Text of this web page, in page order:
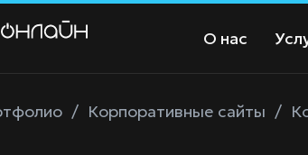
О нас
/ Корпоративные сайты /